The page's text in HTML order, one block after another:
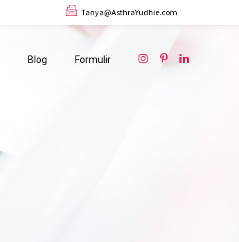
Tanya@AsthraYudhie.com
Blog Formulir